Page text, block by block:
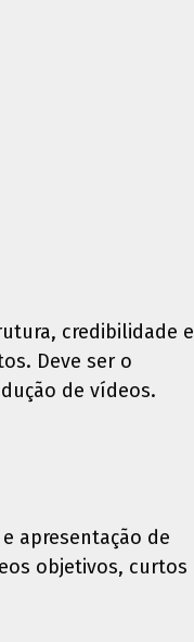
credibilidade e
Deve ser o
de vídeos.
apresentação de
objetivos, curtos